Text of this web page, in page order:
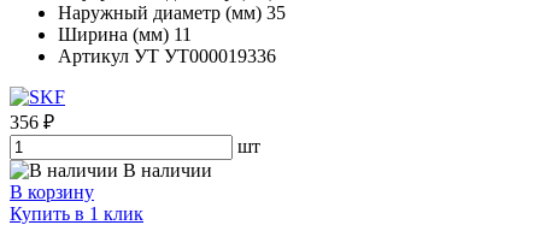
Наружный диаметр (мм) 35
Ширина (мм) 11
Артикул УТ УТ000019336
356 ₽
шт
В наличии
В корзину
Купить в 1 клик